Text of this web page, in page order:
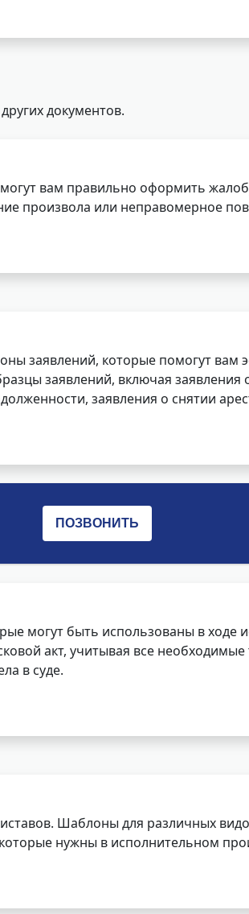
документов.
вам правильно оформить
произвола или неправомерное
заявлений, которые помогут
заявлений, включая заявления
заявления о снятии
могут быть использованы в
акт, учитывая все
в суде.
Шаблоны для различных
нужны в исполнительном